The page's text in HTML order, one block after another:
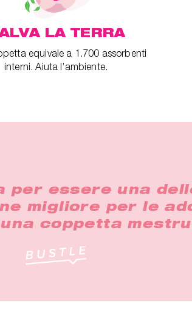
LA TERRA
equivale a 1.700 assorbenti
interni. Aiuta l’ambiente.
per essere una
migliore per le
coppetta